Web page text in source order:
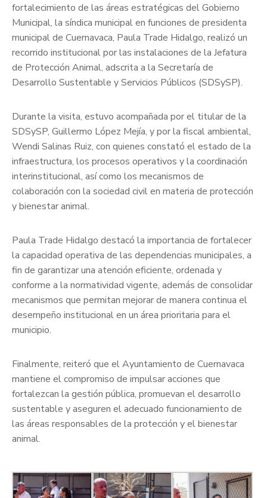
fortalecimiento de las áreas estratégicas del Gobierno
Municipal, la síndica municipal en funciones de presidenta
municipal de Cuernavaca, Paula Trade Hidalgo, realizó un
recorrido institucional por las instalaciones de la Jefatura
de Protección Animal, adscrita a la Secretaría de
Desarrollo Sustentable y Servicios Públicos (SDSySP).
Durante la visita, estuvo acompañada por el titular de la
SDSySP, Guillermo López Mejía, y por la fiscal ambiental,
Wendi Salinas Ruiz, con quienes constató el estado de la
infraestructura, los procesos operativos y la coordinación
interinstitucional, así como los mecanismos de
colaboración con la sociedad civil en materia de protección
y bienestar animal.
Paula Trade Hidalgo destacó la importancia de fortalecer
la capacidad operativa de las dependencias municipales, a
fin de garantizar una atención eficiente, ordenada y
conforme a la normatividad vigente, además de consolidar
mecanismos que permitan mejorar de manera continua el
desempeño institucional en un área prioritaria para el
municipio.
Finalmente, reiteró que el Ayuntamiento de Cuernavaca
mantiene el compromiso de impulsar acciones que
fortalezcan la gestión pública, promuevan el desarrollo
sustentable y aseguren el adecuado funcionamiento de
las áreas responsables de la protección y el bienestar
animal.